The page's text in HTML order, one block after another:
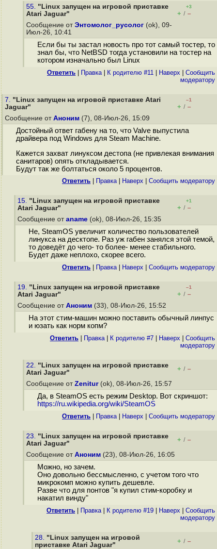
55. "Linux запущен на игровой приставке
Atari Jaguar"
+3
+ / –
Сообщение от Энтомолог_русолог (ok), 09-
Июл-26, 10:41
Если бы ты застал новость про тот самый тостер, то
знал бы, что NetBSD тогда установили на тостер на
котором изначально был Linux
Ответить Правка| К родителю #11 Наверх
Cообщить
модератору
7. "Linux запущен на игровой приставке Atari
Jaguar"
–1
+ / –
Сообщение от Аноним (7), 08-Июл-26, 15:09
Достойный ответ габену на то, что Valve выпустила
драйвера под Windows для Steam Machine.
Кажется захват линуксом дестопа (не привлекая внимания
санитаров) опять откладывается.
Будут так же болтаться около 5 процентов.
Ответить Правка| Наверх Cообщить модератору
15. "Linux запущен на игровой приставке
Atari Jaguar"
+1
+ / –
Сообщение от aname (ok), 08-Июл-26, 15:35
Не, SteamOS увеличит количество пользователей
линукса на десктопе. Раз уж габен занялся этой темой,
то доведёт до чего- то более- менее стабильного.
Будет даже неплохо, скорее всего.
Ответить Правка| Наверх Cообщить модератору
19. "Linux запущен на игровой приставке
Atari Jaguar"
–1
+ / –
Сообщение от Аноним (33), 08-Июл-26, 15:52
На этот стим-машин можно поставить обычный линпус
и юзать как норм копм?
Ответить Правка| К родителю #7 Наверх
Cообщить
модератору
22. "Linux запущен на игровой приставке
Atari Jaguar"
+ / –
Сообщение от Zenitur(ok), 08-Июл-26, 15:57
Да, в SteamOS есть режим Desktop. Вот скриншот:
https://ru.wikipedia.org/wiki/SteamOS
Ответить Правка| Наверх Cообщить модератору
23. "Linux запущен на игровой приставке
Atari Jaguar"
+ / –
Сообщение от Аноним (23), 08-Июл-26, 16:05
Можно, но зачем.
Оно довольно бессмысленно, с учетом того что
микрокомп можно купить дешевле.
Разве что для понтов "я купил стим-коробку и
накатил винду"
Ответить Правка| К родителю #19 Наверх
Cообщить
модератору
28. "Linux запущен на игровой
приставке Atari Jaguar"
+ / –